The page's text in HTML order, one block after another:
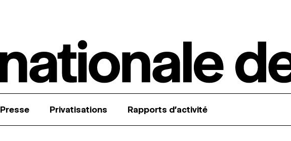
Presse Privatisations Rapports d’activité